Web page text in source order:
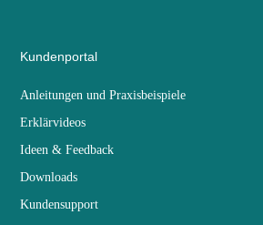
Kundenportal
Anleitungen und Praxisbeispiele
Erklärvideos
Ideen & Feedback
Downloads
Kundensupport